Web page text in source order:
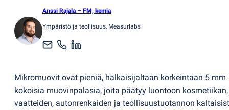
Anssi Rajala – FM, kemia
Ympäristö ja teollisuus, Measurlabs
Mikromuovit ovat pieniä, halkaisijaltaan korkeintaan 5 mm
kokoisia muovinpalasia, joita päätyy luontoon kosmetiikan,
vaatteiden, autonrenkaiden ja teollisuustuotannon